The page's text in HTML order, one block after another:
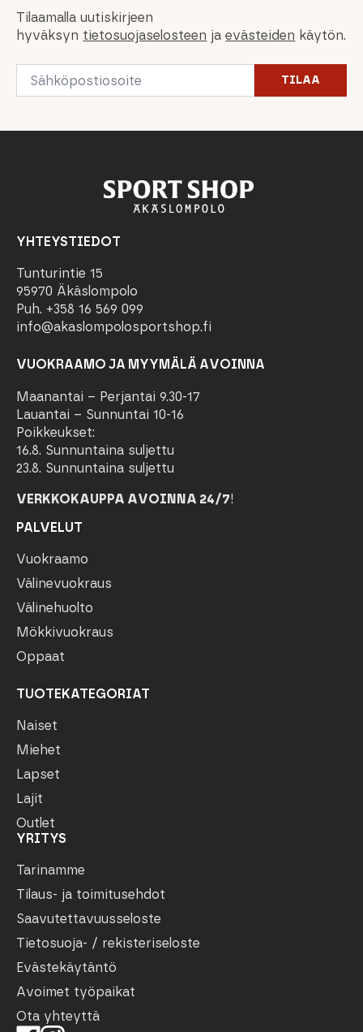
Tilaamalla uutiskirjeen
hyväksyn tietosuojaselosteen jaevästeiden käytön.
Email
TILAA
YHTEYSTIEDOT
Tunturintie 15
95970 Äkäslompolo
Puh. +358 16 569 099
info@akaslompolosportshop.fi
VUOKRAAMO JA MYYMÄLÄ AVOINNA
Maanantai – Perjantai 9.30-17
Lauantai – Sunnuntai 10-16
Poikkeukset:
16.8. Sunnuntaina suljettu
23.8. Sunnuntaina suljettu
VERKKOKAUPPA AVOINNA 24/7!
PALVELUT
Vuokraamo
Välinevuokraus
Välinehuolto
Mökkivuokraus
Oppaat
TUOTEKATEGORIAT
Naiset
Miehet
Lapset
Lajit
Outlet
YRITYS
Tarinamme
Tilaus- ja toimitusehdot
Saavutettavuusseloste
Tietosuoja- / rekisteriseloste
Evästekäytäntö
Avoimet työpaikat
Ota yhteyttä